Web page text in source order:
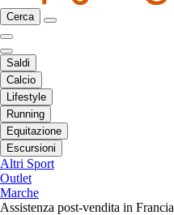
Cerca
Saldi
Calcio
Lifestyle
Running
Equitazione
Escursioni
Altri Sport
Outlet
Marche
Assistenza post-vendita in Francia